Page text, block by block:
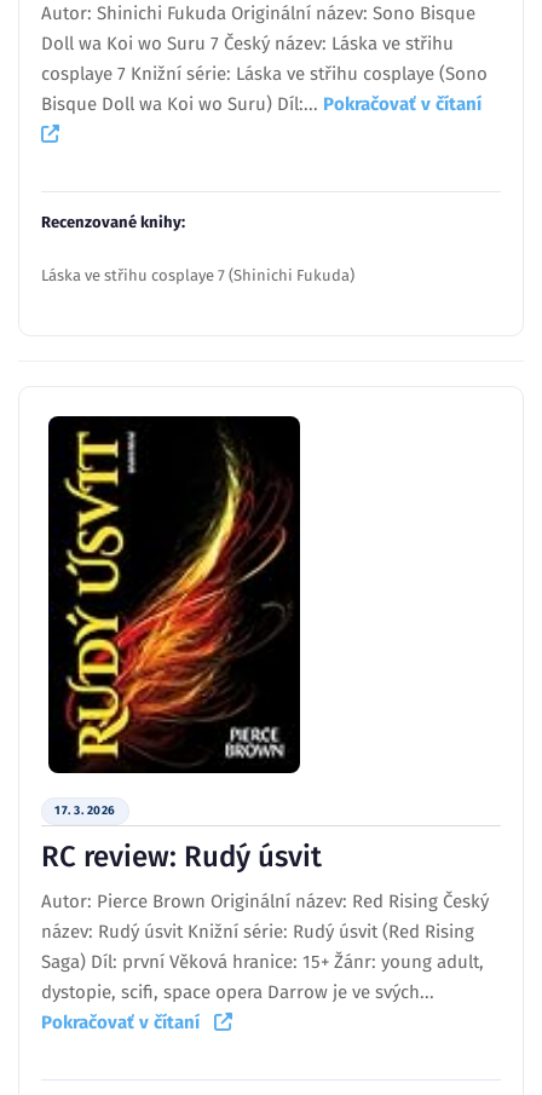
Autor: Shinichi Fukuda Originální název: Sono Bisque
Doll wa Koi wo Suru 7 Český název: Láska ve střihu
cosplaye 7 Knižní série: Láska ve střihu cosplaye (Sono
Bisque Doll wa Koi wo Suru) Díl:... Pokračovať v čítaní
Recenzované knihy:
Láska ve střihu cosplaye 7 (Shinichi Fukuda)
17. 3. 2026
RC review: Rudý úsvit
Autor: Pierce Brown Originální název: Red Rising Český
název: Rudý úsvit Knižní série: Rudý úsvit (Red Rising
Saga) Díl: první Věková hranice: 15+ Žánr: young adult,
dystopie, scifi, space opera Darrow je ve svých...
Pokračovať v čítaní